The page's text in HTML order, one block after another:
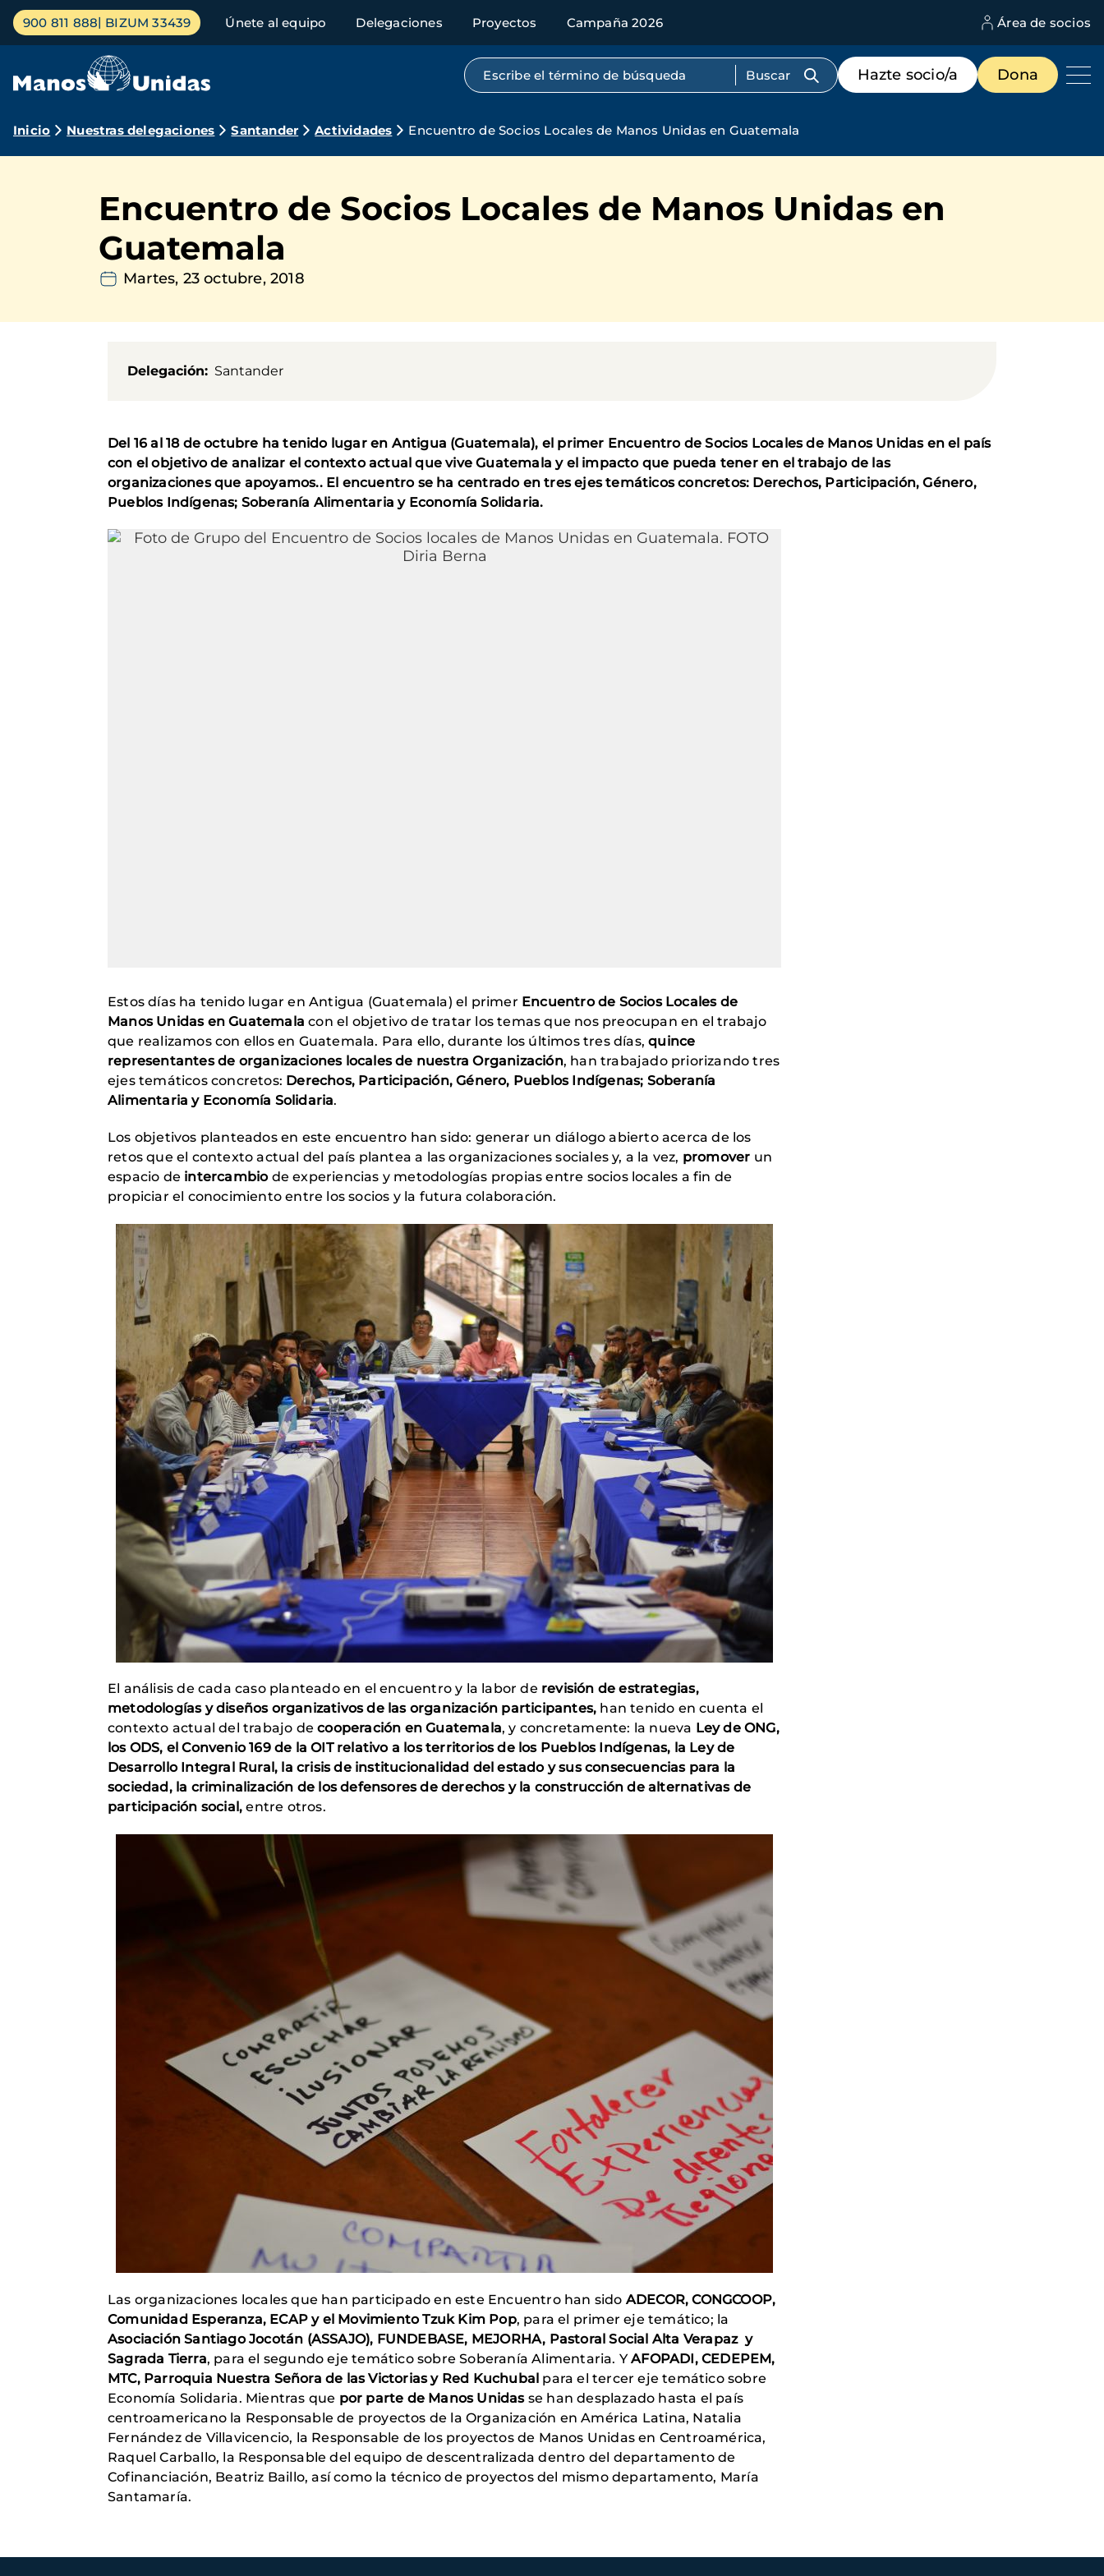
Pasar
contenido
Menú
principal
900 811 888 BIZUM 33439 Únete al equipo Delegaciones Proyectos Campaña 2026 Área de socios
Búsqueda por texto completo
Menú
de
destacados
Hazte socio/a Dona
Ruta
navegación
Inicio Nuestras delegaciones Santander Actividades Encuentro de Socios Locales de Manos Unidas en Guatemala
Encuentro de Socios Locales de Manos Unidas en
Guatemala
Martes, 23 octubre, 2018
Delegación Santander
Del 16 al 18 de octubre ha tenido lugar en Antigua (Guatemala), el primer Encuentro de Socios Locales de Manos Unidas en el país
con el objetivo de analizar el contexto actual que vive Guatemala y el impacto que pueda tener en el trabajo de las
organizaciones que apoyamos.. El encuentro se ha centrado en tres ejes temáticos concretos: Derechos, Participación, Género,
Pueblos Indígenas; Soberanía Alimentaria y Economía Solidaria.
Estos días ha tenido lugar en Antigua (Guatemala) el primer Encuentro de Socios Locales de
Manos Unidas en Guatemala con el objetivo de tratar los temas que nos preocupan en el trabajo
que realizamos con ellos en Guatemala. Para ello, durante los últimos tres días, quince
representantes de organizaciones locales de nuestra Organización, han trabajado priorizando tres
ejes temáticos concretos: Derechos, Participación, Género, Pueblos Indígenas; Soberanía
Alimentaria y Economía Solidaria.
Los objetivos planteados en este encuentro han sido: generar un diálogo abierto acerca de los
retos que el contexto actual del país plantea a las organizaciones sociales y, a la vez, promover un
espacio de intercambiode experiencias y metodologías propias entre socios locales a fin de
propiciar el conocimiento entre los socios y la futura colaboración.
El análisis de cada caso planteado en el encuentro y la labor de revisión de estrategias,
metodologías y diseños organizativos de las organización participantes, han tenido en cuenta el
contexto actual del trabajo decooperación en Guatemala, y concretamente: la nueva Ley de ONG,
los ODS, el Convenio 169 de la OIT relativo a los territorios de los Pueblos Indígenas, la Ley de
Desarrollo Integral Rural, la crisis de institucionalidad del estado y sus consecuencias para la
sociedad, la criminalización de los defensores de derechos y la construcción de alternativas de
participación social, entre otros.
Las organizaciones locales que han participado en este Encuentro han sido ADECOR, CONGCOOP,
Comunidad Esperanza, ECAP y el Movimiento Tzuk Kim Pop, para el primer eje temático; la
Asociación Santiago Jocotán (ASSAJO), FUNDEBASE, MEJORHA, Pastoral Social Alta Verapaz y
Sagrada Tierra, para el segundo eje temático sobre Soberanía Alimentaria. YAFOPADI, CEDEPEM,
MTC, Parroquia Nuestra Señora de las Victorias y Red Kuchubal para el tercer eje temático sobre
Economía Solidaria. Mientras que por parte de Manos Unidasse han desplazado hasta el país
centroamericano la Responsable de proyectos de la Organización en América Latina, Natalia
Fernández de Villavicencio, la Responsable de los proyectos de Manos Unidas en Centroamérica,
Raquel Carballo, la Responsable del equipo de descentralizada dentro del departamento de
Cofinanciación, Beatriz Baillo, así como la técnico de proyectos del mismo departamento, María
Santamaría.